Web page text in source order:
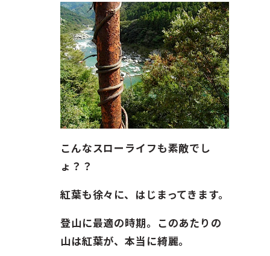
こんなスローライフも素敵でし
ょ？？
紅葉も徐々に、はじまってきます。
登山に最適の時期。このあたりの
山は紅葉が、本当に綺麗。